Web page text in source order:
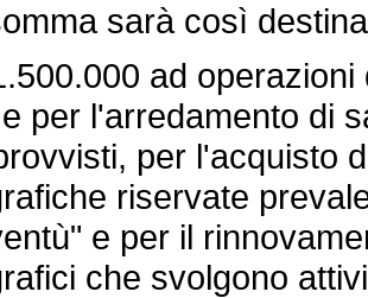
sarà così
ad operazioni
per l'arredamento di
per l'acquisto
riservate
e per il
che svolgono